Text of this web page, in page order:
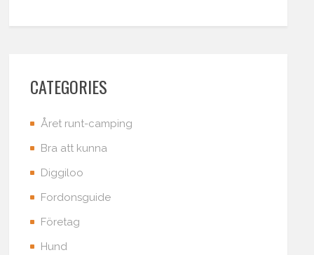
CATEGORIES
Året runt-camping
Bra att kunna
Diggiloo
Fordonsguide
Företag
Hund